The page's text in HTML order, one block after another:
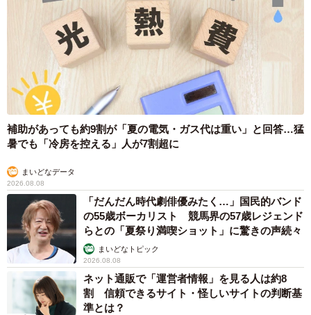
かったころのことを思い出します。この子たちを守らなけ
ればと思うのです。これからも、ふたりが穏やかで幸せな
日々を過ごせることを願っています」
補助があっても約9割が「夏の電気・ガス代は重い」と回答…猛
暑でも「冷房を控える」人が7割超に
まいどなデータ
2026.08.08
「だんだん時代劇俳優みたく…」国民的バンド
の55歳ボーカリスト 競馬界の57歳レジェンド
らとの「夏祭り満喫ショット」に驚きの声続々
まいどなトピック
2026.08.08
ネット通販で「運営者情報」を見る人は約8
割 信頼できるサイト・怪しいサイトの判断基
準とは？